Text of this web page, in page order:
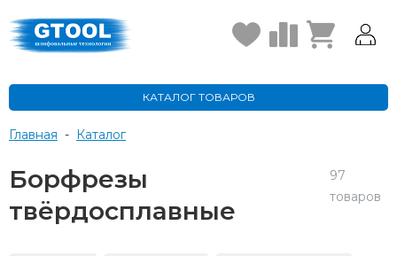
КАТАЛОГ ТОВАРОВ
Главная - Каталог
Борфрезы
твёрдосплавные
97
товаров